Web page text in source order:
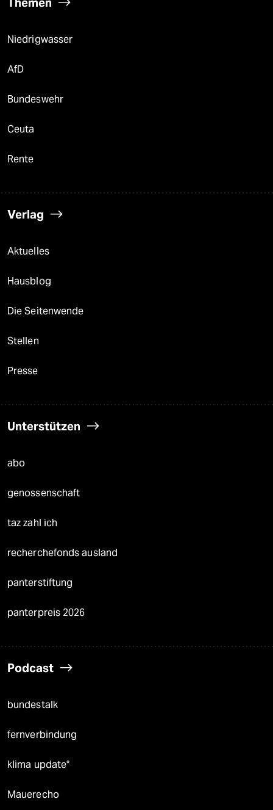
Niedrigwasser
AfD
Bundeswehr
Ceuta
Rente
Verlag
Aktuelles
Hausblog
Die Seitenwende
Stellen
Presse
Unterstützen
abo
genossenschaft
taz zahl ich
recherchefonds ausland
panterstiftung
panterpreis 2026
Podcast
bundestalk
fernverbindung
klima update°
Mauerecho